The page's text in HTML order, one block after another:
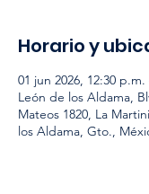
Horario y
01 jun 2026, 12:30
León de los Aldama,
Mateos 1820, La
los Aldama, Gto.,